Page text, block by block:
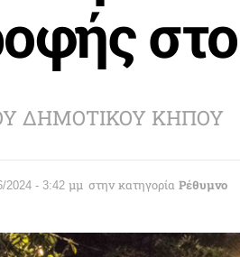
ΔΗΜΟΤΙΚΟΥ ΚΗΠΟΥ
2024 - 3:42 μμ στην κατηγορία Ρέθυμνο